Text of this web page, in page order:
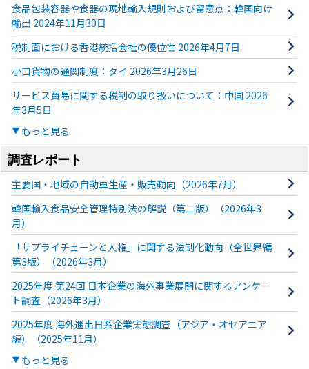
食品包装容器や食器の現地輸入規則および留意点：韓国向け
輸出 2024年11月30日
税制面における香港統括会社の優位性 2026年4月7日
小口貨物の通関制度：タイ 2026年3月26日
サービス貿易に関する税制の取り扱いについて：中国 2026
年3月5日
もっと見る
調査レポート
主要国・地域の自動車生産・販売動向（2026年7月）
韓国輸入食品安全管理特別法の解説（第二版）（2026年3
月）
「サプライチェーンと人権」に関する法制化動向（全世界編
第3版）（2026年3月）
2025年度 第24回 日本企業の海外事業展開に関するアンケー
ト調査（2026年3月）
2025年度 海外進出日系企業実態調査（アジア・オセアニア
編）（2025年11月）
もっと見る